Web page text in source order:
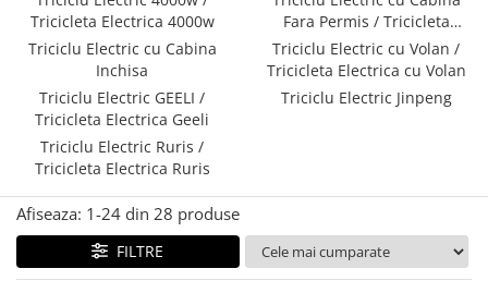
➔ Jinpeng/AMR
➔ RDB
➔ Arora
PIESE DE SCHIMB
Baterii
Camere
Cauciucuri
Controllere
Incarcatoare
Tricicleta Electrica 4000w
Fara Permis / Tricicleta
Electrica cu Cabina Fara
Permis
Triciclu Electric cu Cabina
Inchisa
Triciclu Electric cu Volan /
Tricicleta Electrica cu Volan
Triciclu Electric GEELI /
Tricicleta Electrica Geeli
Triciclu Electric Jinpeng
Triciclu Electric Ruris /
Tricicleta Electrica Ruris
Afiseaza: 1-24 din 28 produse
FILTRE